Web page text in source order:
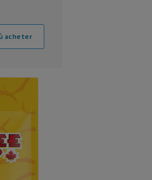
acheter